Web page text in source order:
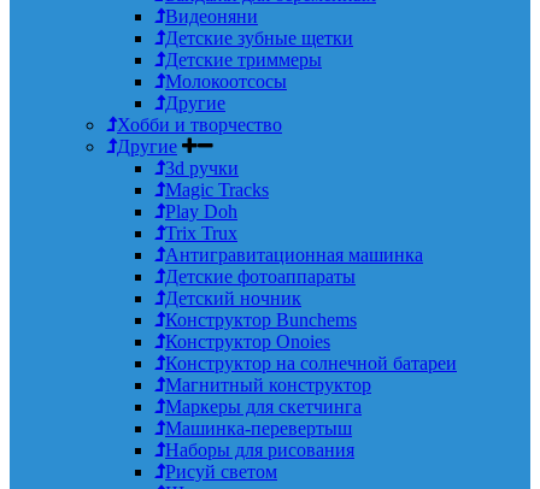
Видеоняни
Детские зубные щетки
Детские триммеры
Молокоотсосы
Другие
Хобби и творчество
Другие
3d ручки
Magic Tracks
Play Doh
Trix Trux
Антигравитационная машинка
Детские фотоаппараты
Детский ночник
Конструктор Bunchems
Конструктор Onoies
Конструктор на солнечной батареи
Магнитный конструктор
Маркеры для скетчинга
Машинка-перевертыш
Наборы для рисования
Рисуй светом